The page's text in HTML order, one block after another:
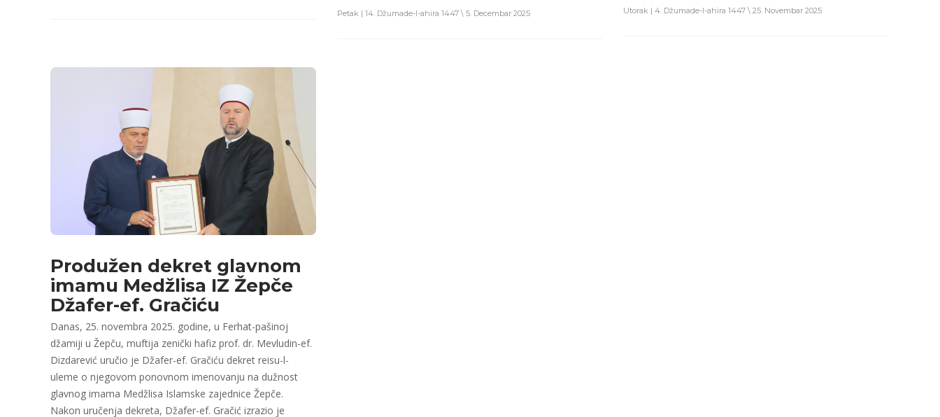
Petak | 14. Džumade-l-ahira 1447 \ 5. Decembar 2025 Utorak | 4. Džumade-l-ahira 1447 \ 25. Novembar 2025
Produžen dekret glavnom
imamu Medžlisa IZ Žepče
Džafer-ef. Gračiću
Danas, 25. novembra 2025. godine, u Ferhat-pašinoj
džamiji u Žepču, muftija zenički hafiz prof. dr. Mevludin-ef.
Dizdarević uručio je Džafer-ef. Gračiću dekret reisu-l-
uleme o njegovom ponovnom imenovanju na dužnost
glavnog imama Medžlisa Islamske zajednice Žepče.
Nakon uručenja dekreta, Džafer-ef. Gračić izrazio je